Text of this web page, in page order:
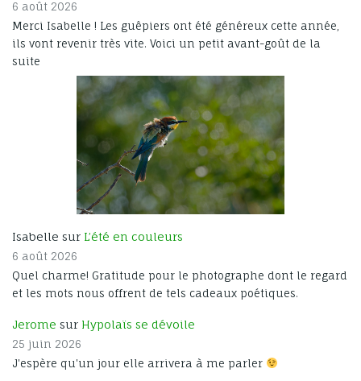
6 août 2026
Merci Isabelle ! Les guêpiers ont été généreux cette année,
ils vont revenir très vite. Voici un petit avant-goût de la
suite
Isabelle sur L’été en couleurs
6 août 2026
Quel charme! Gratitude pour le photographe dont le regard
et les mots nous offrent de tels cadeaux poétiques.
Jerome sur Hypolaïs se dévoile
25 juin 2026
J'espère qu'un jour elle arrivera à me parler